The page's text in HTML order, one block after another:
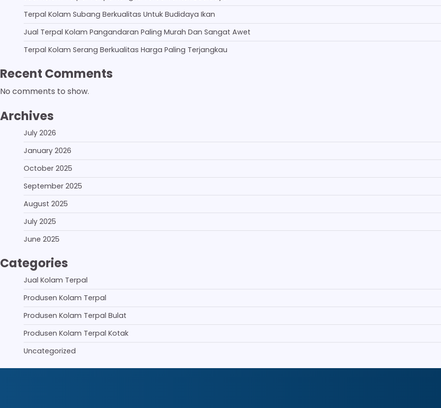
Terpal Kolam Subang Berkualitas Untuk Budidaya Ikan
Jual Terpal Kolam Pangandaran Paling Murah Dan Sangat Awet
Terpal Kolam Serang Berkualitas Harga Paling Terjangkau
Recent Comments
No comments to show.
Archives
July 2026
January 2026
October 2025
September 2025
August 2025
July 2025
June 2025
Categories
Jual Kolam Terpal
Produsen Kolam Terpal
Produsen Kolam Terpal Bulat
Produsen Kolam Terpal Kotak
Uncategorized